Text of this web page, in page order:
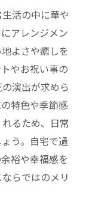
活の中に華や
アレンジメン
よさや癒しを
やお祝い事の
演出が求めら
特色や季節感
るため、日常
う。自宅で過
裕や幸福感を
らではのメリ